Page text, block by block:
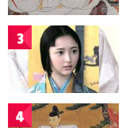
3
4